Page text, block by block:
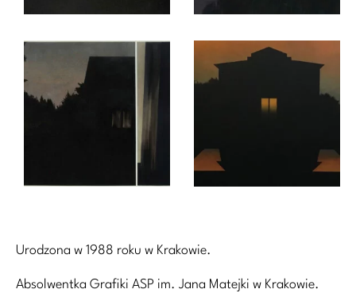
Urodzona w 1988 roku w Krakowie.
Absolwentka Grafiki ASP im. Jana Matejki w Krakowie.